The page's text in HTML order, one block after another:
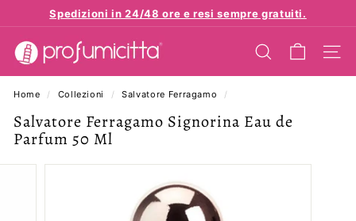
direttamente
contenuti
Metti
presentazione
Spedizioni in 24/48 ore e resi sempre gratuiti.
p
r
o
f
u
m
i
CERCA
Home / Collezioni / Salvatore Ferragamo /
Salvatore Ferragamo Signorina Eau de
Parfum 50 Ml